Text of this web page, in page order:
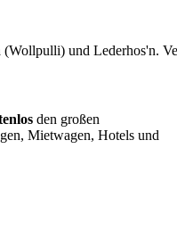
(Wollpulli) und Lederhos'n.
den großen
Mietwagen, Hotels und